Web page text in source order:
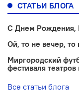
СТАТЬИ БЛОГА
С Днем Рождения,
Ой, то не вечер, то
Миргородский
фестиваля
Все статьи блога